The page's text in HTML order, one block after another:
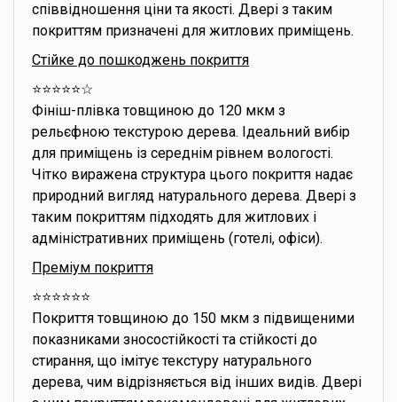
співвідношення ціни та якості. Двері з таким
покриттям призначені для житлових приміщень.
Стійке до пошкоджень покриття
⭐️⭐️⭐️⭐️⭐️☆
Фініш-плівка товщиною до 120 мкм з
рельєфною текстурою дерева. Ідеальний вибір
для приміщень із середнім рівнем вологості.
Чітко виражена структура цього покриття надає
природний вигляд натурального дерева. Двері з
таким покриттям підходять для житлових і
адміністративних приміщень (готелі, офіси).
Преміум покриття
⭐️⭐️⭐️⭐️⭐️⭐️
Покриття товщиною до 150 мкм з підвищеними
показниками зносостійкості та стійкості до
стирання, що імітує текстуру натурального
дерева, чим відрізняється від інших видів. Двері